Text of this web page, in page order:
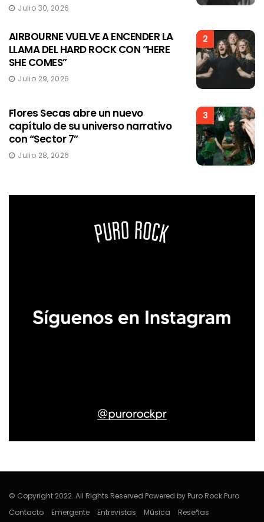
Julio 30, 2026
2
AIRBOURNE VUELVE A ENCENDER LA
LLAMA DEL HARD ROCK CON “HERE
SHE COMES”
Julio 29, 2026
3
Flores Secas abre un nuevo
capítulo de su universo narrativo
con “Sector 7”
Julio 28, 2026
© Copyright 2022. All Rights Reserved Powered by Puro Rock Puro
Contacto
Emergente Entrevistas Música Reseñas